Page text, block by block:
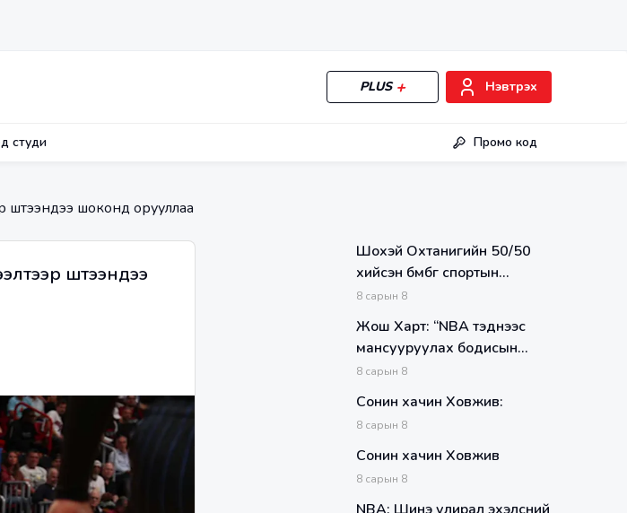
PLUS Нэвтрэх
студи Промо код
шоконд орууллаа
шүтээнүүдээ
Шохэй Охтанигийн 50/50
хийсэн бөмбөг спортын
түүхэнд байгаагүй хамгийн
өндөр үнээр зарагдлаа
8сарын 8
Жош Харт: “NBA тэднээс
мансууруулах бодисын
шинжилгээ авах хэрэгтэй”
8сарын 8
Сонин хачин Ховжив:
8сарын 8
Сонин хачин Ховжив
8сарын 8